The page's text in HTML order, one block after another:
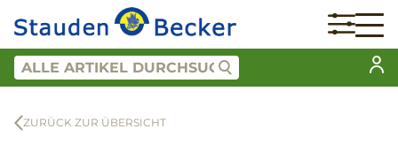
ZURÜCK ZUR ÜBERSICHT